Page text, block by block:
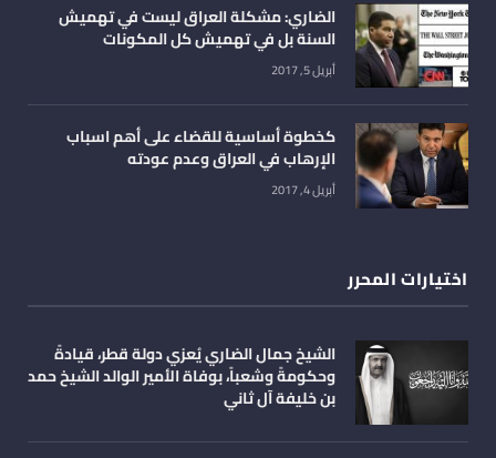
الضاري: مشكلة العراق ليست في تهميش
السنة بل في تهميش كل المكونات
أبريل 5, 2017
كخطوة أساسية للقضاء على أهم اسباب
الإرهاب في العراق وعدم عودته
أبريل 4, 2017
اختيارات المحرر
الشيخ جمال الضاري يُعزي دولة قطر، قيادةً
وحكومةً وشعباً، بوفاة الأمير الوالد الشيخ حمد
بن خليفة آل ثاني